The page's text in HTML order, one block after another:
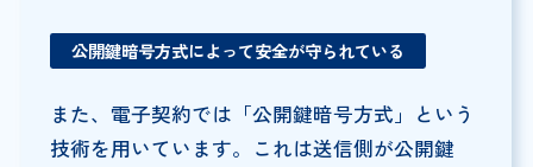
公開鍵暗号方式によって安全が守られている
また、電子契約では「公開鍵暗号方式」という
技術を用いています。これは送信側が公開鍵